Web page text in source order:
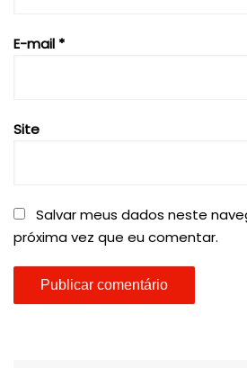
E-mail *
Site
Salvar meus dados neste
próxima vez que eu comentar.